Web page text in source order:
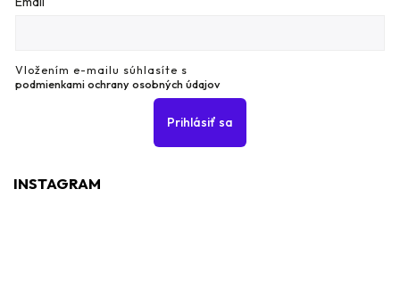
Vložením e-mailu súhlasíte s
podmienkami ochrany osobných údajov
Prihlásiť sa
INSTAGRAM